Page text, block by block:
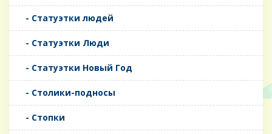
- Статуэтки людей
- Статуэтки Люди
- Статуэтки Новый Год
- Столики-подносы
- Стопки